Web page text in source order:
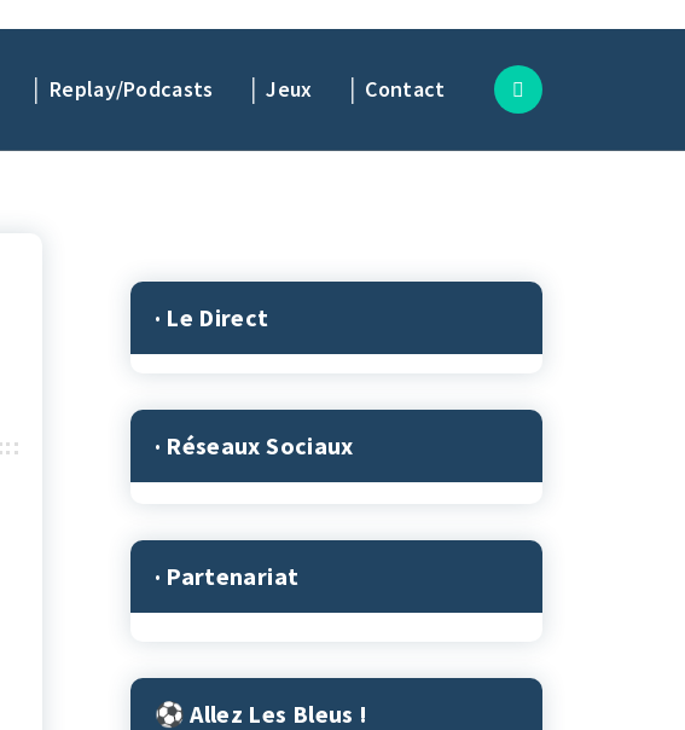
│ Replay/Podcasts │ Jeux │ Contact
· Le Direct
· Réseaux Sociaux
· Partenariat
⚽︎ Allez Les Bleus !